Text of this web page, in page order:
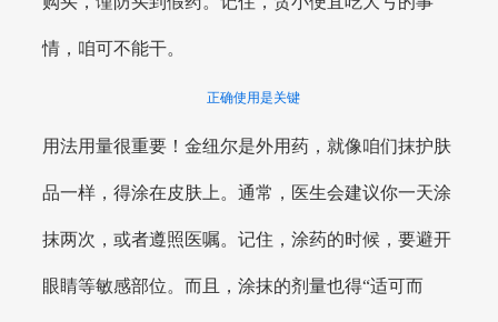
情，咱可不能干。
正确使用是关键
用法用量很重要！金纽尔是外用药，就像咱们抹护肤
品一样，得涂在皮肤上。通常，医生会建议你一天涂
抹两次，或者遵照医嘱。记住，涂药的时候，要避开
眼睛等敏感部位。而且，涂抹的剂量也得“适可而